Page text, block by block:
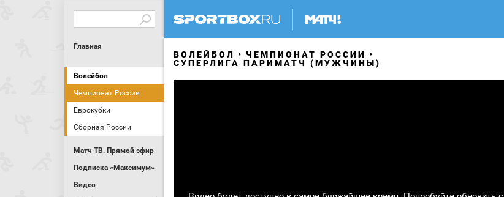
Главная
Волейбол
Чемпионат России
Еврокубки
Сборная России
Матч ТВ. Прямой эфир
Подписка «Максимум»
Видео
ВОЛЕЙБОЛ
ЧЕМПИОНАТ РОССИИ
СУПЕРЛИГА ПАРИМАТЧ (МУЖЧИНЫ)